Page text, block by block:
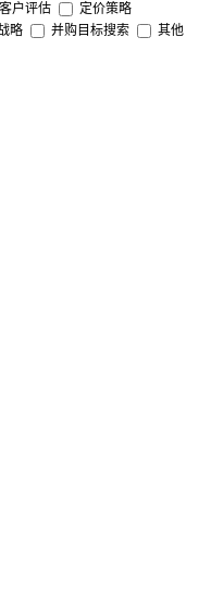
客户评估
定价策略
略 并购目标搜索
其他